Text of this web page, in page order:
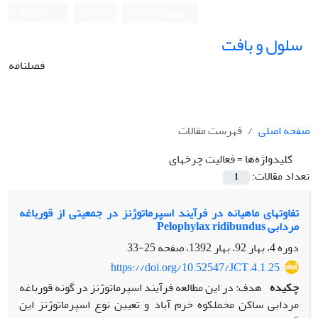
سلول و بافت
فصلنامه
صفحه اصلی
فهرست مقالات
کلیدواژه‌ها =فعالیت چرخه­ای
تعداد مقالات:
1
تفاوت‎های ماهیانه در فرآیند اسپرماتوژنز در جمعیتی از قورباغه
مردابی Pelophylax ridibundus
دوره 4، بهار 92، بهار 1392، صفحه
25-33
https://doi.org/10.52547/JCT.4.1.25
چکیده هدف: در این مطالعه فرآیند اسپرماتوژنز در گونه قورباغه
مردابی ساکن مخمل‏کوه خرم آباد و تعیین نوع اسپرماتوژنز این